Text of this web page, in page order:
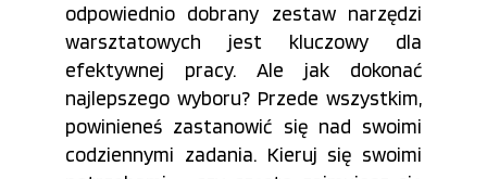
odpowiednio dobrany zestaw narzędzi
warsztatowych jest kluczowy dla
efektywnej pracy. Ale jak dokonać
najlepszego wyboru? Przede wszystkim,
powinieneś zastanowić się nad swoimi
codziennymi zadania. Kieruj się swoimi